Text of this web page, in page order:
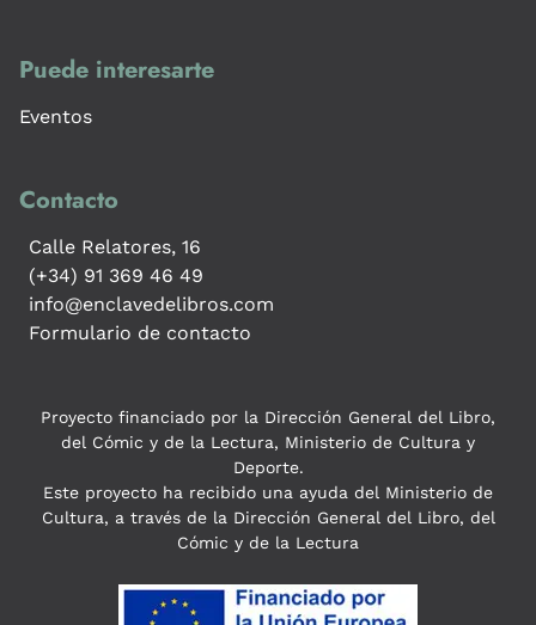
Puede interesarte
Eventos
Contacto
Calle Relatores, 16
(+34) 91 369 46 49
info@enclavedelibros.com
Formulario de contacto
Proyecto financiado por la Dirección General del Libro,
del Cómic y de la Lectura, Ministerio de Cultura y
Deporte.
Este proyecto ha recibido una ayuda del Ministerio de
Cultura, a través de la Dirección General del Libro, del
Cómic y de la Lectura